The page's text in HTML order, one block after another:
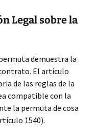
Legal sobre la
demuestra la
El artículo
de las reglas de la
compatible con la
la permuta de cosa
1540).